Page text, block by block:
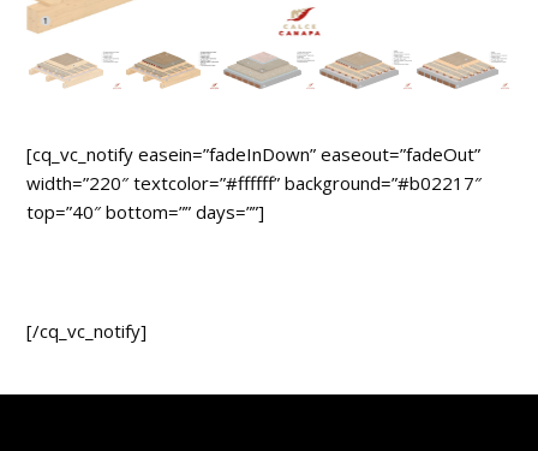
[cq_vc_notify easein=”fadeInDown” easeout=”fadeOut”
width=”220″ textcolor=”#ffffff” background=”#b02217″
top=”40″ bottom=”” days=””]
[/cq_vc_notify]